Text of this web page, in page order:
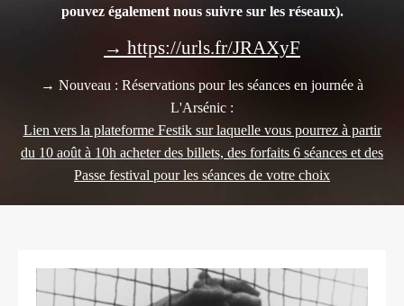
pouvez également nous suivre sur les réseaux).
→ https://urls.fr/JRAXyF
→ Nouveau : Réservations pour les séances en journée à
L'Arsénic :
Lien vers la plateforme Festik sur laquelle vous pourrez à partir
du 10 août à 10h acheter des billets, des forfaits 6 séances et des
Passe festival pour les séances de votre choix